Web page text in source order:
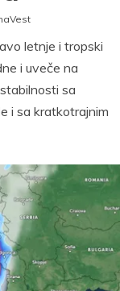
letnje i tropski
i uveče na
sa
i sa kratkotrajnim